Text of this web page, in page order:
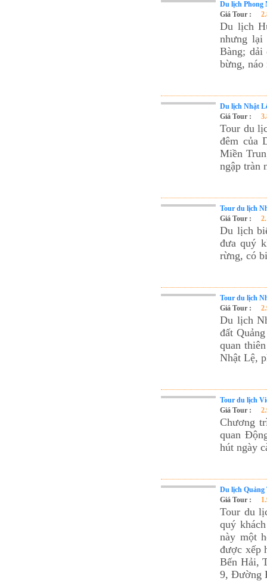
Du lịch Phong
Giá Tour :
Du lịch
nhưng lại
Bàng; dải
bừng, náo
Du lịch Nhật
Giá Tour :
Tour du
đêm của
Miền
ngập tràn
Tour du lịch
Giá Tour :
Du lịch
đưa quý
rừng, có
Tour du lịch
Giá Tour :
Du lịch
đất
quan
Nhật Lệ,
Tour du lịch
Giá Tour :
Chương
quan
hút ngày
Du lịch Quảng
Giá Tour :
Tour du
quý
này một
được xếp
Bến Hải,
9, Đường